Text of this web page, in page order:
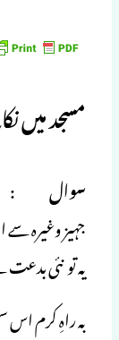
مسجد میں
سوال :
جہیز وغیرہ
یہ تو نئی
بہ راہِ کرم اس